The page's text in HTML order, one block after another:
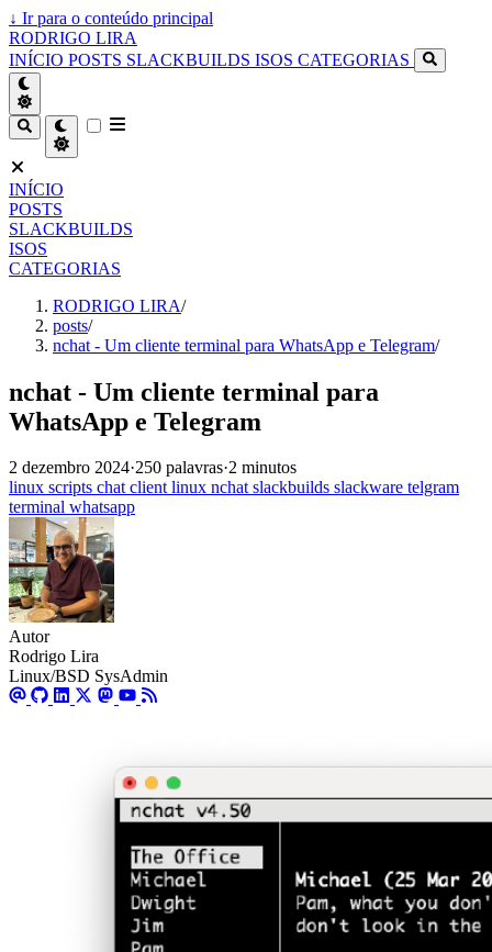
↓ Ir para o conteúdo principal
RODRIGO LIRA
INÍCIO POSTS SLACKBUILDS ISOS CATEGORIAS
INÍCIO
POSTS
SLACKBUILDS
ISOS
CATEGORIAS
RODRIGO LIRA/
posts/
nchat - Um cliente terminal para WhatsApp e Telegram/
nchat - Um cliente terminal para
WhatsApp e Telegram
2 dezembro 2024·250 palavras·2 minutos
linux scripts chatclientlinux nchatslackbuilds slackware telgram
terminal whatsapp
Autor
Rodrigo Lira
Linux/BSD SysAdmin